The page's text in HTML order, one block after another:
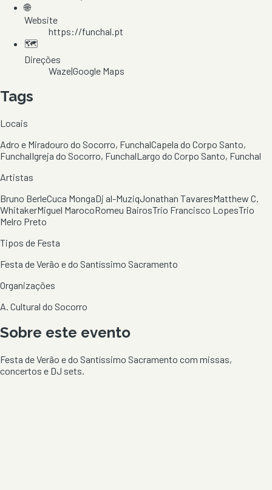
🌐
Website
https://funchal.pt
🗺️
Direções
Waze|Google Maps
Tags
Locais
Adro e Miradouro do Socorro, FunchalCapela do Corpo Santo,
FunchalIgreja do Socorro, FunchalLargo do Corpo Santo, Funchal
Artistas
Bruno BerleCuca MongaDj al-MuziqJonathan TavaresMatthew C.
WhitakerMiguel MarocoRomeu BairosTrio Francisco LopesTrio
Melro Preto
Tipos de Festa
Festa de Verão e do Santíssimo Sacramento
Organizações
A. Cultural do Socorro
Sobre este evento
Festa de Verão e do Santíssimo Sacramento com missas,
concertos e DJ sets.